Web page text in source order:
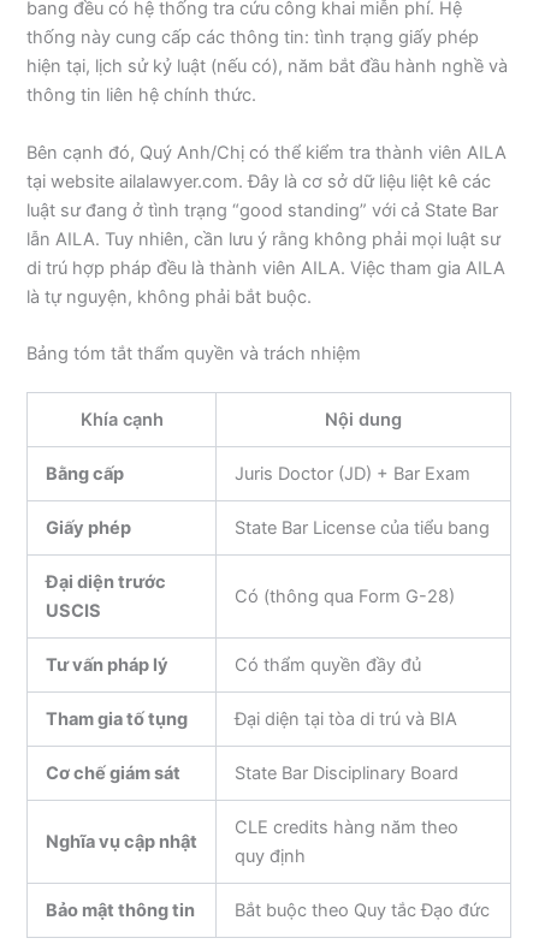
bang đều có hệ thống tra cứu công khai miễn phí. Hệ
thống này cung cấp các thông tin: tình trạng giấy phép
hiện tại, lịch sử kỷ luật (nếu có), năm bắt đầu hành nghề và
thông tin liên hệ chính thức.
Bên cạnh đó, Quý Anh/Chị có thể kiểm tra thành viên AILA
tại website ailalawyer.com. Đây là cơ sở dữ liệu liệt kê các
luật sư đang ở tình trạng “good standing” với cả State Bar
lẫn AILA. Tuy nhiên, cần lưu ý rằng không phải mọi luật sư
di trú hợp pháp đều là thành viên AILA. Việc tham gia AILA
là tự nguyện, không phải bắt buộc.
Bảng tóm tắt thẩm quyền và trách nhiệm
Khía cạnh Nội dung
Bằng cấp Juris Doctor (JD) + Bar Exam
Giấy phép State Bar License của tiểu bang
Đại diện trước
USCIS
Có (thông qua Form G-28)
Tư vấn pháp lý Có thẩm quyền đầy đủ
Tham gia tố tụng Đại diện tại tòa di trú và BIA
Cơ chế giám sát State Bar Disciplinary Board
Nghĩa vụ cập nhật
CLE credits hàng năm theo
quy định
Bảo mật thông tin Bắt buộc theo Quy tắc Đạo đức